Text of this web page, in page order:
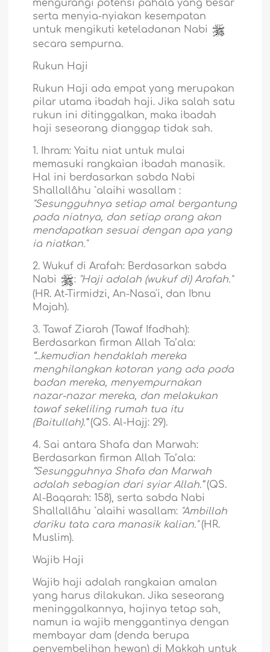
mengurangi potensi pahala yang besar
serta menyia-nyiakan kesempatan
untuk mengikuti keteladanan Nabi
secara sempurna.
Rukun Haji
Rukun Haji ada empat yang merupakan
pilar utama ibadah haji. Jika salah satu
rukun ini ditinggalkan, maka ibadah
haji seseorang dianggap tidak sah.
1. Ihram: Yaitu niat untuk mulai
memasuki rangkaian ibadah manasik.
Hal ini berdasarkan sabda Nabi
Shallallâhu `alaihi wasallam :
"Sesungguhnya setiap amal bergantung
pada niatnya, dan setiap orang akan
mendapatkan sesuai dengan apa yang
ia niatkan."
2. Wukuf di Arafah: Berdasarkan sabda
Nabi
: "Haji adalah (wukuf di) Arafah."
(HR. At-Tirmidzi, An-Nasa'i, dan Ibnu
Majah).
3. Tawaf Ziarah (Tawaf Ifadhah):
Berdasarkan firman Allah Ta’ala:
“...kemudian hendaklah mereka
menghilangkan kotoran yang ada pada
badan mereka, menyempurnakan
nazar-nazar mereka, dan melakukan
tawaf sekeliling rumah tua itu
(Baitullah).”(QS. Al-Hajj: 29).
4. Sai antara Shafa dan Marwah:
Berdasarkan firman Allah Ta’ala:
“Sesungguhnya Shafa dan Marwah
adalah sebagian dari syiar Allah.”(QS.
Al-Baqarah: 158), serta sabda Nabi
Shallallâhu `alaihi wasallam: "Ambillah
dariku tata cara manasik kalian."(HR.
Muslim).
Wajib Haji
Wajib haji adalah rangkaian amalan
yang harus dilakukan. Jika seseorang
meninggalkannya, hajinya tetap sah,
namun ia wajib menggantinya dengan
membayar dam (denda berupa
penyembelihan hewan) di Makkah untuk